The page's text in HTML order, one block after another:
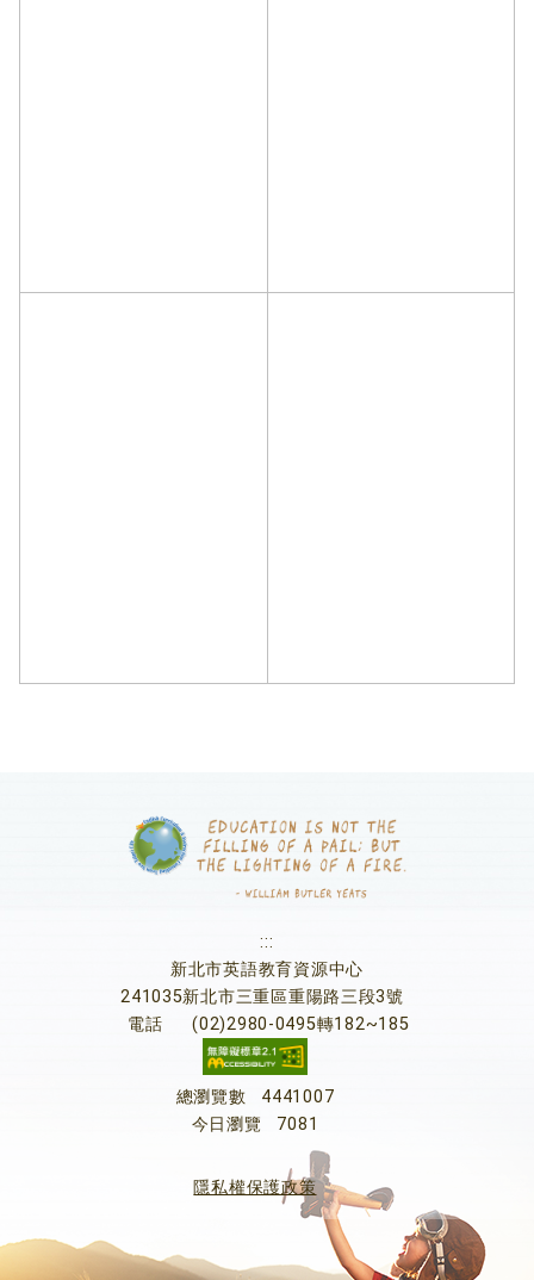
:::
新北市英語教育資源中心
241035新北市三重區重陽路三段3號
電話
(02)2980-0495轉182~185
總瀏覽數
4441007
今日瀏覽
7081
隱私權保護政策